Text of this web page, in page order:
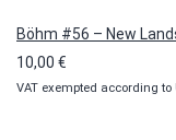
Böhm #56 – New
10,00 €
VAT exempted according to